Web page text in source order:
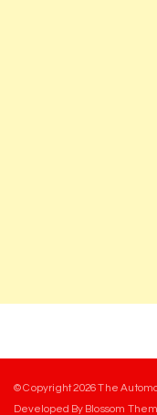
© Copyright 2026The
Developed By Blossom